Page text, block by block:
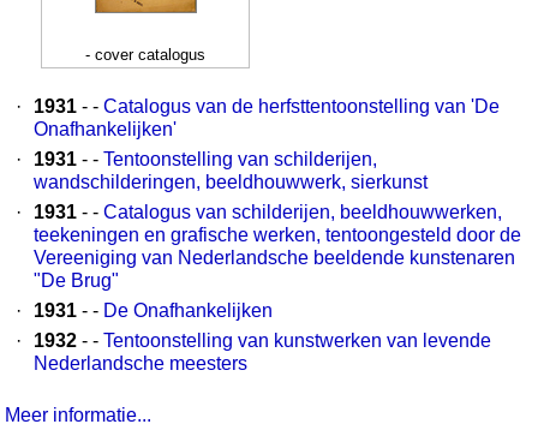
- cover catalogus
· 1931 - - Catalogus van de herfsttentoonstelling van 'De
Onafhankelijken'
·
1931 - - Tentoonstelling van schilderijen,
wandschilderingen, beeldhouwwerk, sierkunst
·
1931 - - Catalogus van schilderijen, beeldhouwwerken,
teekeningen en grafische werken, tentoongesteld door de
Vereeniging van Nederlandsche beeldende kunstenaren
"De Brug"
·
1931 - - De Onafhankelijken
·
1932 - - Tentoonstelling van kunstwerken van levende
Nederlandsche meesters
Meer informatie...